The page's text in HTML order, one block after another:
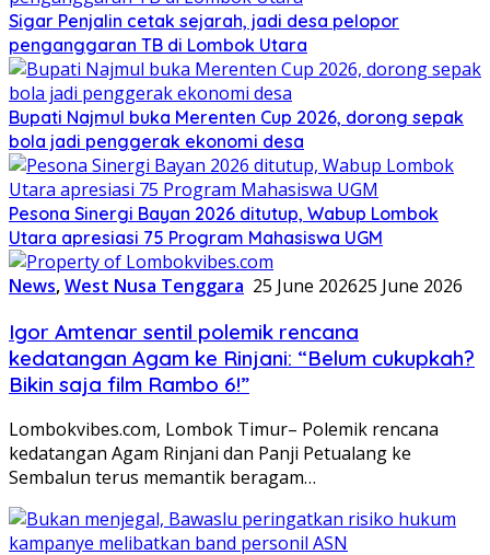
Sigar Penjalin cetak sejarah, jadi desa pelopor
penganggaran TB di Lombok Utara
Bupati Najmul buka Merenten Cup 2026, dorong sepak
bola jadi penggerak ekonomi desa
Pesona Sinergi Bayan 2026 ditutup, Wabup Lombok
Utara apresiasi 75 Program Mahasiswa UGM
News,West Nusa Tenggara 25 June 202625 June 2026
Igor Amtenar sentil polemik rencana
kedatangan Agam ke Rinjani: “Belum cukupkah?
Bikin saja film Rambo 6!”
Lombokvibes.com, Lombok Timur– Polemik rencana
kedatangan Agam Rinjani dan Panji Petualang ke
Sembalun terus memantik beragam…